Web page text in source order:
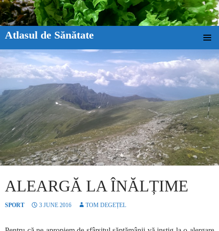
Atlasul de Sănătate
ALEARGĂ LA ÎNĂLȚIME
SPORT 3 JUNE 2016 TOM DEGEȚEL